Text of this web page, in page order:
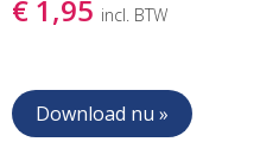
€ 1,95 incl. BTW
Download nu »